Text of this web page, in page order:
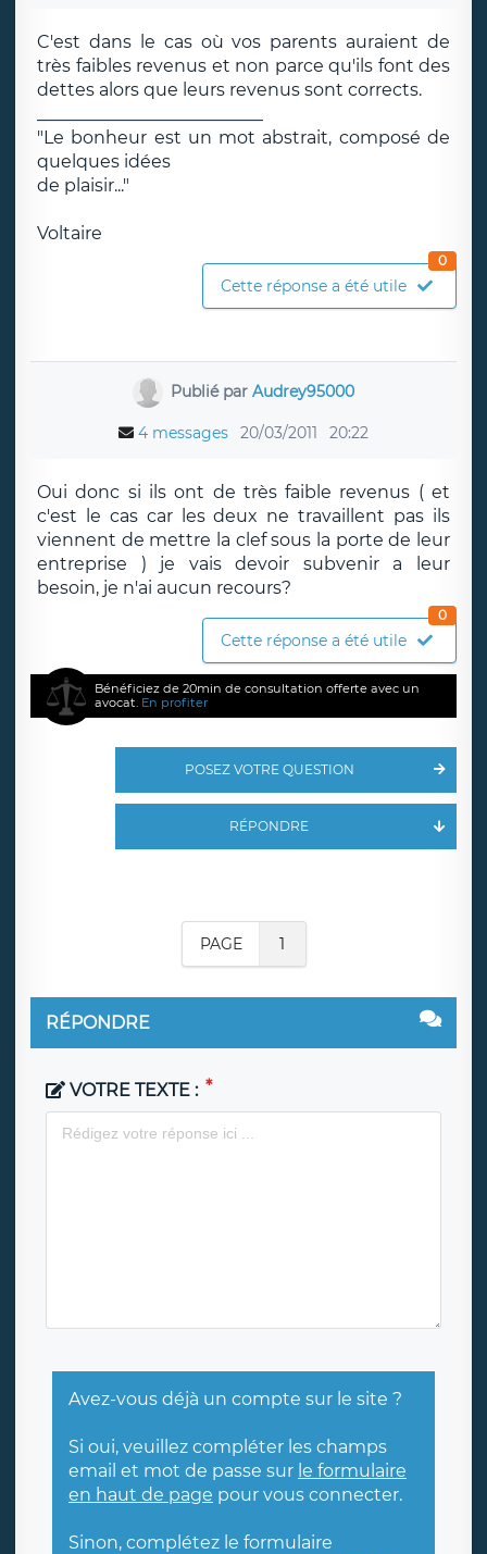
C'est dans le cas où vos parents auraient de
très faibles revenus et non parce qu'ils font des
dettes alors que leurs revenus sont corrects.
"Le bonheur est un mot abstrait, composé de
quelques idées
de plaisir..."
Voltaire
Cette réponse a été utile
0
Publié parAudrey95000
4 messages 20/03/2011 20:22
Oui donc si ils ont de très faible revenus ( et
c'est le cas car les deux ne travaillent pas ils
viennent de mettre la clef sous la porte de leur
entreprise ) je vais devoir subvenir a leur
besoin, je n'ai aucun recours?
Cette réponse a été utile
0
Bénéficiez de 20min de consultation offerte avec un
avocat. En profiter
POSEZ VOTRE QUESTION
RÉPONDRE
PAGE 1
RÉPONDRE
VOTRE TEXTE :
Avez-vous déjà un compte sur le site ?
Si oui, veuillez compléter les champs
email et mot de passe sur le formulaire
en haut de page pour vous connecter.
Sinon, complétez le formulaire